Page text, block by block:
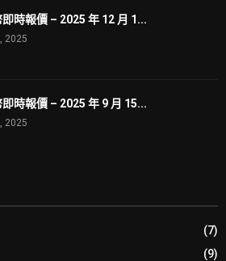
時報價 – 2025 年 12 月 1...
2025
時報價 – 2025 年 9 月 15...
2025
(7)
(9)